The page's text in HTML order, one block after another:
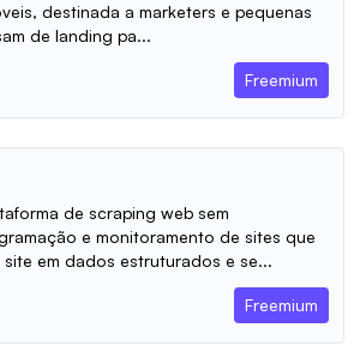
destinada a marketers e pequenas
de landing pa...
Freemium
de scraping web sem
e monitoramento de sites que
em dados estruturados e se...
Freemium